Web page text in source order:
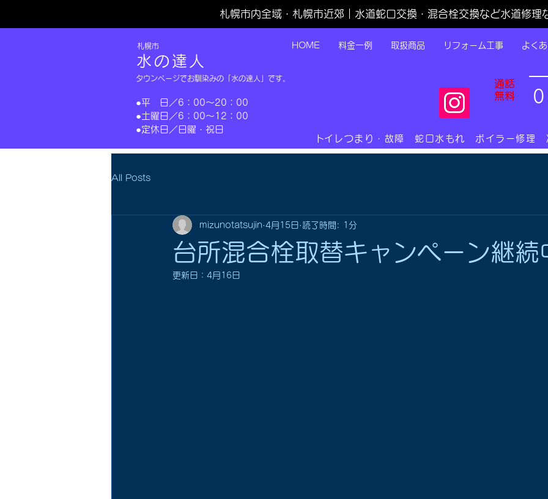
札幌市内全域・札幌市近郊｜水道蛇口交換・混合栓交換など水道修理
HOME 料金一例 取扱商品 リフォーム工事 よく
通話
無料
0
トイレつまり・故障 蛇口水もれ ボイラー修
タウンページでお馴染みの「水の達人」です。
水の達人
​札幌市
​●平 日／6：00～20：00
​●土曜日／6：00～12：00
​●定休日／日曜・祝日​
All Posts
台所混合栓取替キャンペーン継続
mizunotatsujin 4月15日 読了時間: 1分
更新日： 4月16日